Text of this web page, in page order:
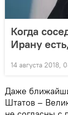
Когда
Ирану
14 августа 2018,
Даже
Штатов –